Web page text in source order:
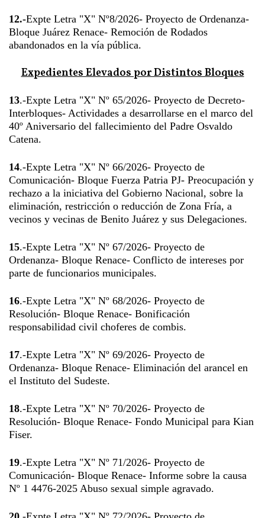
12.-Expte Letra "X" Nº8/2026- Proyecto de Ordenanza-
Bloque Juárez Renace- Remoción de Rodados
abandonados en la vía pública.
Expedientes Elevados por Distintos Bloques
13.-Expte Letra "X" Nº 65/2026- Proyecto de Decreto-
Interbloques- Actividades a desarrollarse en el marco del
40º Aniversario del fallecimiento del Padre Osvaldo
Catena.
14.-Expte Letra "X" Nº 66/2026- Proyecto de
Comunicación- Bloque Fuerza Patria PJ- Preocupación y
rechazo a la iniciativa del Gobierno Nacional, sobre la
eliminación, restricción o reducción de Zona Fría, a
vecinos y vecinas de Benito Juárez y sus Delegaciones.
15.-Expte Letra "X" Nº 67/2026- Proyecto de
Ordenanza- Bloque Renace- Conflicto de intereses por
parte de funcionarios municipales.
16.-Expte Letra "X" Nº 68/2026- Proyecto de
Resolución- Bloque Renace- Bonificación
responsabilidad civil choferes de combis.
17.-Expte Letra "X" Nº 69/2026- Proyecto de
Ordenanza- Bloque Renace- Eliminación del arancel en
el Instituto del Sudeste.
18.-Expte Letra "X" Nº 70/2026- Proyecto de
Resolución- Bloque Renace- Fondo Municipal para Kian
Fiser.
19.-Expte Letra "X" Nº 71/2026- Proyecto de
Comunicación- Bloque Renace- Informe sobre la causa
Nº 1 4476-2025 Abuso sexual simple agravado.